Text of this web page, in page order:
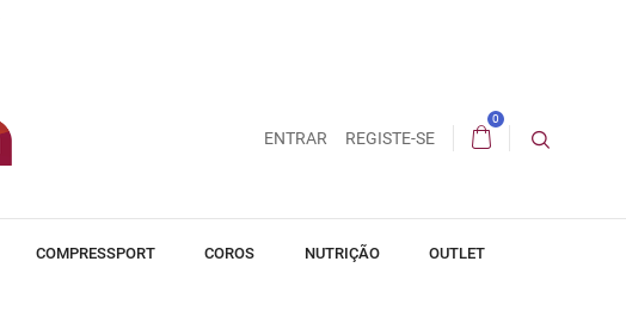
ENTRAR REGISTE-SE
0
COMPRESSPORT COROS NUTRIÇÃO OUTLET